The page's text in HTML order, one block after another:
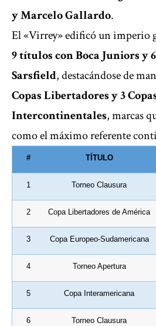
y Marcelo Gallardo.
El «Virrey» edificó un imperio
9 títulos con Boca Juniors y
Sarsfield, destacándose de
Copas Libertadores y 3
Intercontinentales, marcas
como el máximo referente
# TÍTULO
1 Torneo Clausura
2 Copa Libertadores de América
3 Copa Europeo-Sudamericana
4 Torneo Apertura
5 Copa Interamericana
6 Torneo Clausura